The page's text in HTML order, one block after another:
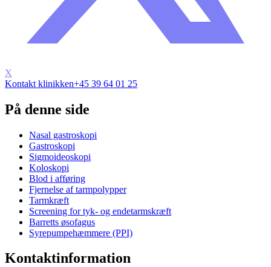
X
Kontakt klinikken+45 39 64 01 25
På denne side
Nasal gastroskopi
Gastroskopi
Sigmoideoskopi
Koloskopi
Blod i afføring
Fjernelse af tarmpolypper
Tarmkræft
Screening for tyk- og endetarmskræft
Barretts øsofagus
Syrepumpehæmmere (PPI)
Kontaktinformation